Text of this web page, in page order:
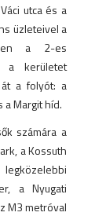
utca és a
üzleteivel a
a 2-es
a kerületet
a folyót: a
a Margit híd.
számára a
a Kossuth
a Nyugati
M3 metróval